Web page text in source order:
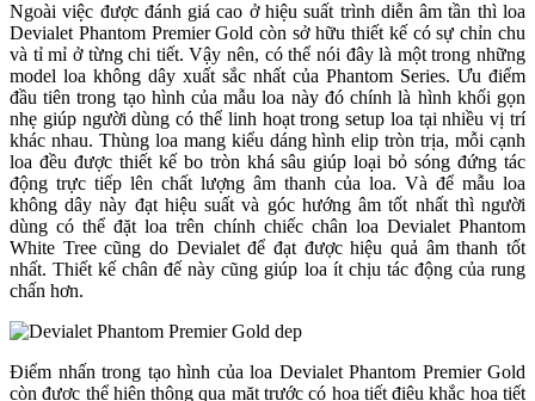
Ngoài việc được đánh giá cao ở hiệu suất trình diễn âm tần thì loa
Devialet Phantom Premier Gold còn sở hữu thiết kế có sự chỉn chu
và tỉ mỉ ở từng chi tiết. Vậy nên, có thể nói đây là một trong những
model loa không dây xuất sắc nhất của Phantom Series. Ưu điểm
đầu tiên trong tạo hình của mẫu loa này đó chính là hình khối gọn
nhẹ giúp người dùng có thể linh hoạt trong setup loa tại nhiều vị trí
khác nhau. Thùng loa mang kiểu dáng hình elip tròn trịa, mỗi cạnh
loa đều được thiết kế bo tròn khá sâu giúp loại bỏ sóng đứng tác
động trực tiếp lên chất lượng âm thanh của loa. Và để mẫu loa
không dây này đạt hiệu suất và góc hướng âm tốt nhất thì người
dùng có thể đặt loa trên chính chiếc chân loa Devialet Phantom
White Tree cũng do Devialet để đạt được hiệu quả âm thanh tốt
nhất. Thiết kế chân đế này cũng giúp loa ít chịu tác động của rung
chấn hơn.
Điểm nhấn trong tạo hình của loa Devialet Phantom Premier Gold
còn được thể hiện thông qua mặt trước có họa tiết điêu khắc họa tiết